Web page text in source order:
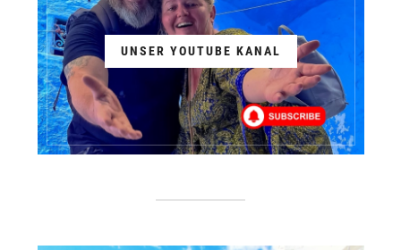
UNSER YOUTUBE KANAL